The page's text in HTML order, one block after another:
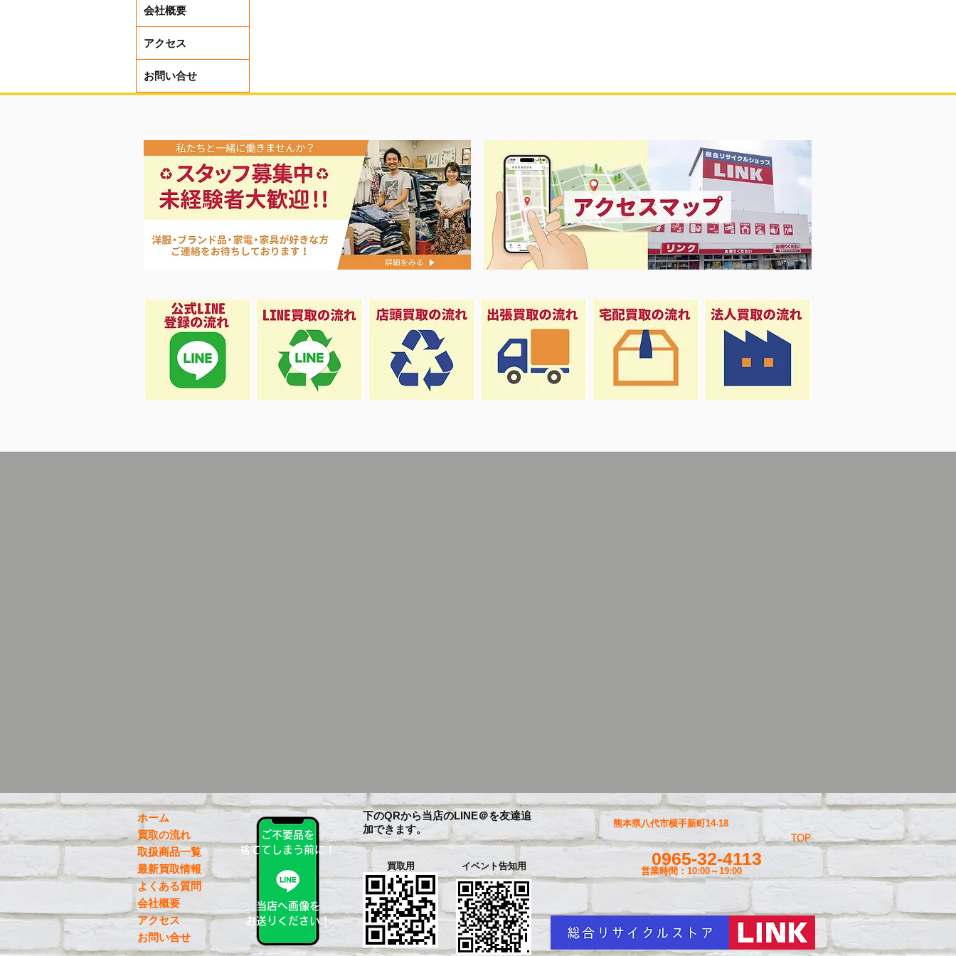
会社概要
アクセス
お問い合せ
ホーム
買取の流れ
取扱商品一覧
最新買取情報
よくある質問
会社概要
アクセス
お問い合せ
ご不要品を
捨ててしまう前に！
当店へ画像を
お送りください！
下のQRから当店のLINE＠を友達追
加できます。
買取用 イベント告知用
TOP
0965-32-4113
営業時間：10:00～19:00
熊本県八代市横手新町14-18